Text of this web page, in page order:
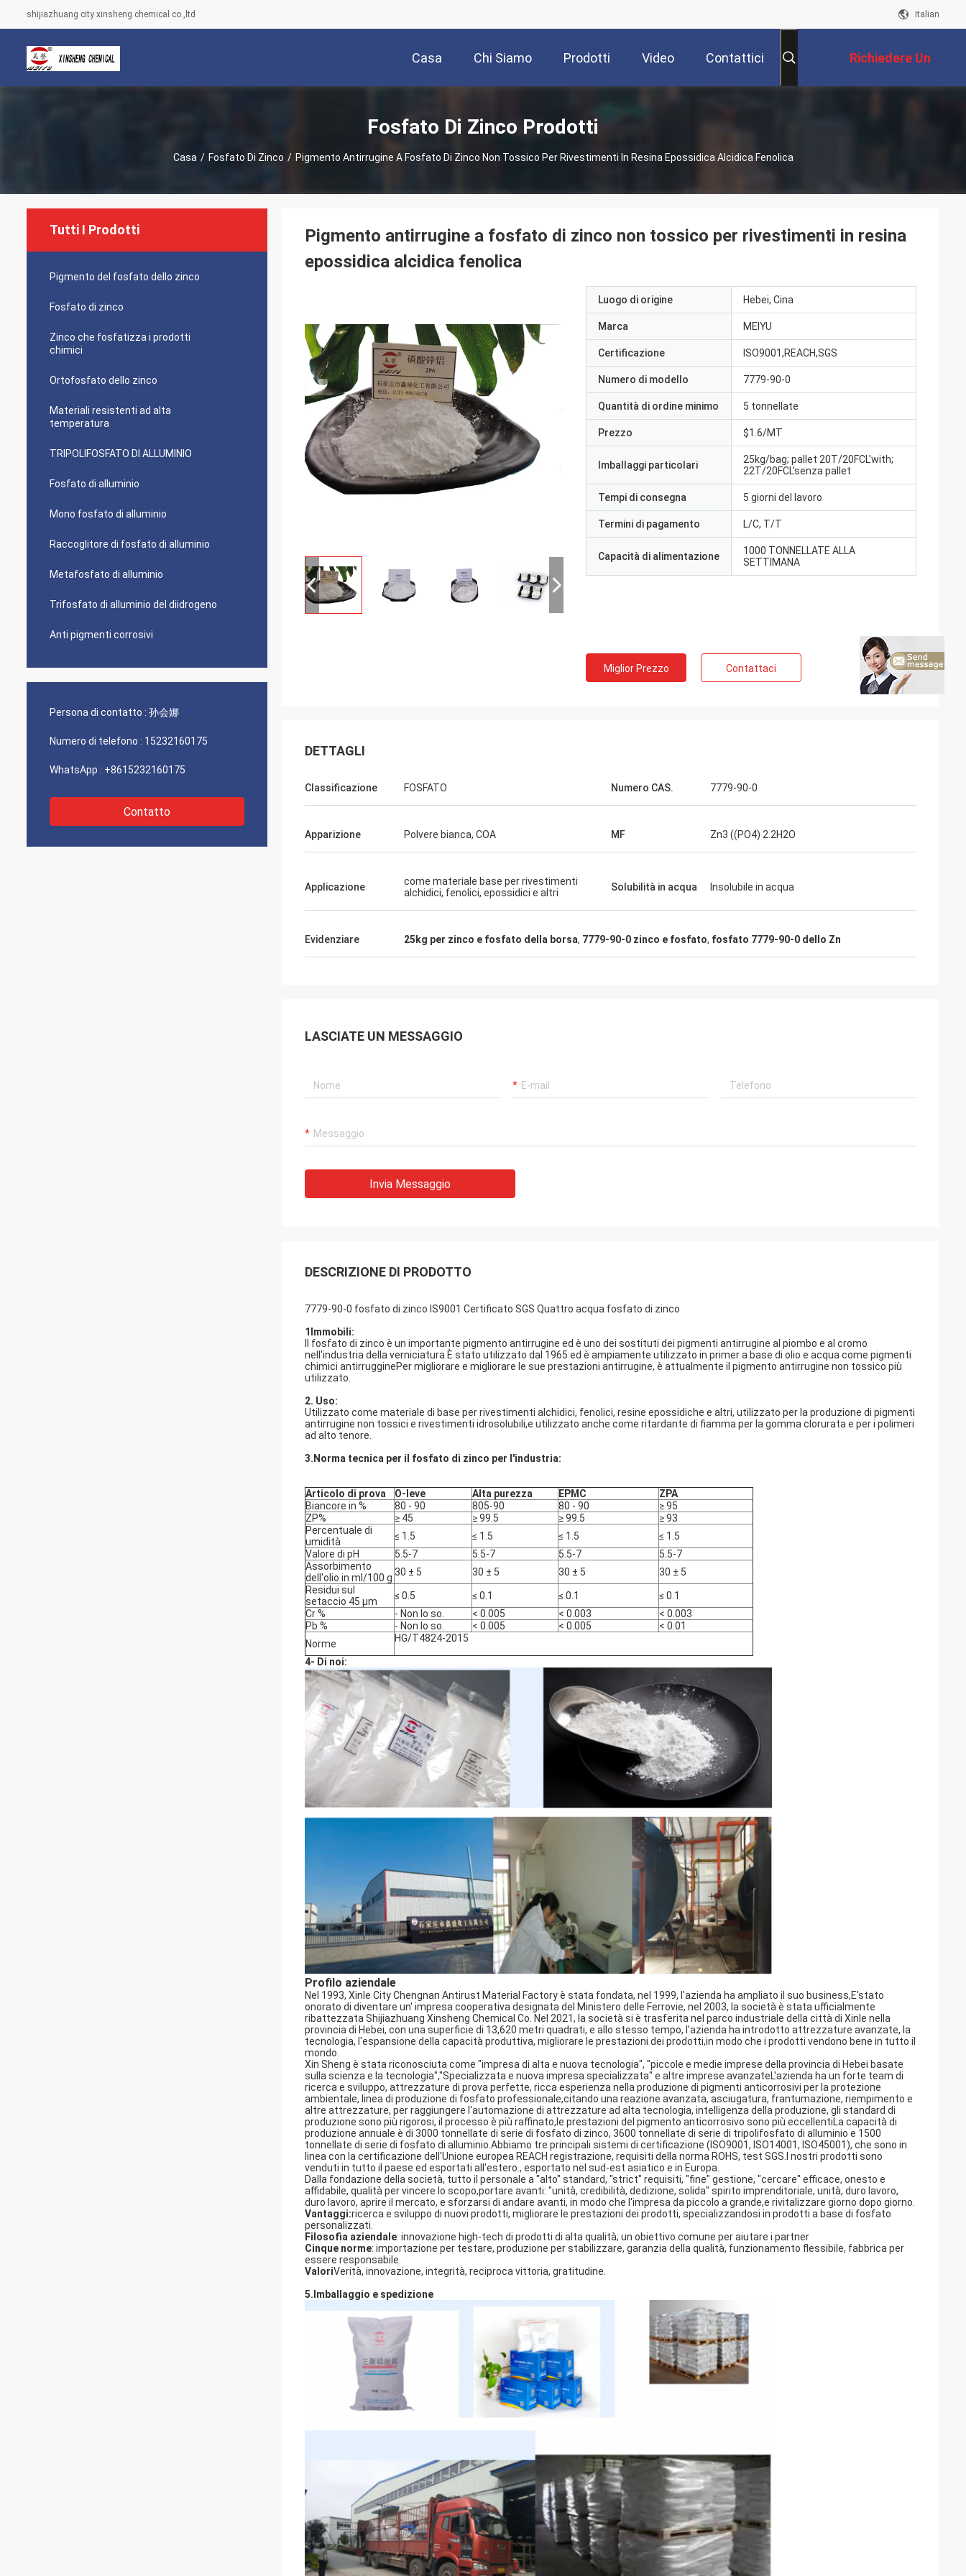
shijiazhuang city xinsheng chemical co.,ltd Italian
Casa Chi Siamo Prodotti Video Contattici Richiedere Un
Preventivo
Fosfato Di Zinco Prodotti
Casa / Fosfato Di Zinco / Pigmento Antirrugine A Fosfato Di Zinco Non Tossico Per Rivestimenti In Resina Epossidica Alcidica Fenolica
Tutti I Prodotti
Pigmento del fosfato dello zinco
Fosfato di zinco
Zinco che fosfatizza i prodotti
chimici
Ortofosfato dello zinco
Materiali resistenti ad alta
temperatura
TRIPOLIFOSFATO DI ALLUMINIO
Fosfato di alluminio
Mono fosfato di alluminio
Raccoglitore di fosfato di alluminio
Metafosfato di alluminio
Trifosfato di alluminio del diidrogeno
Anti pigmenti corrosivi
Persona di contatto : 孙会娜
Numero di telefono : 15232160175
WhatsApp : +8615232160175
Contatto
Pigmento antirrugine a fosfato di zinco non tossico per rivestimenti in resina
epossidica alcidica fenolica
Luogo di origine Hebei, Cina
Marca MEIYU
Certificazione ISO9001,REACH,SGS
Numero di modello 7779-90-0
Quantità di ordine minimo 5 tonnellate
Prezzo $1.6/MT
Imballaggi particolari
25kg/bag; pallet 20T/20FCL'with;
22T/20FCL'senza pallet
Tempi di consegna 5 giorni del lavoro
Termini di pagamento L/C, T/T
Capacità di alimentazione
1000 TONNELLATE ALLA
SETTIMANA
Miglior Prezzo Contattaci
DETTAGLI
Classificazione FOSFATO Numero CAS. 7779-90-0
Apparizione Polvere bianca, COA MF Zn3 ((PO4) 2.2H2O
Applicazione
come materiale base per rivestimenti
alchidici, fenolici, epossidici e altri
Solubilità in acqua Insolubile in acqua
Evidenziare 25kg per zinco e fosfato della borsa, 7779-90-0 zinco e fosfato, fosfato 7779-90-0 dello Zn
LASCIATE UN MESSAGGIO
Invia Messaggio
DESCRIZIONE DI PRODOTTO
7779-90-0 fosfato di zinco IS9001 Certificato SGS Quattro acqua fosfato di zinco
1Immobili:
Il fosfato di zinco è un importante pigmento antirrugine ed è uno dei sostituti dei pigmenti antirrugine al piombo e al cromo
nell'industria della verniciatura.È stato utilizzato dal 1965 ed è ampiamente utilizzato in primer a base di olio e acqua come pigmenti
chimici antirrugginePer migliorare e migliorare le sue prestazioni antirrugine, è attualmente il pigmento antirrugine non tossico più
utilizzato.
2. Uso:
Utilizzato come materiale di base per rivestimenti alchidici, fenolici, resine epossidiche e altri, utilizzato per la produzione di pigmenti
antirrugine non tossici e rivestimenti idrosolubili,e utilizzato anche come ritardante di fiamma per la gomma clorurata e per i polimeri
ad alto tenore.
3.Norma tecnica per il fosfato di zinco per l'industria:
Articolo di prova O-leve Alta purezza EPMC
ZPA
Biancore in %
80 - 90 805-90 80 - 90
≥ 95
ZP%
≥ 45 ≥ 99.5 ≥ 99.5
≥ 93
Percentuale di
umidità
≤ 1.5 ≤ 1.5 ≤ 1.5
≤ 1.5
Valore di pH
5.5-7 5.5-7 5.5-7
5.5-7
Assorbimento
dell'olio in ml/100 g 30 ± 5 30 ± 5 30 ± 5
30 ± 5
Residui sul
setaccio 45 μm
≤ 0.5 ≤ 0.1 ≤ 0.1
≤ 0.1
Cr %
- Non lo so. < 0.005 < 0.003
< 0.003
Pb %
- Non lo so. < 0.005 < 0.005
< 0.01
Norme
HG/T4824-2015
4- Di noi:
Profilo aziendale
Nel 1993, Xinle City Chengnan Antirust Material Factory è stata fondata, nel 1999, l'azienda ha ampliato il suo business,E'stato
onorato di diventare un' impresa cooperativa designata del Ministero delle Ferrovie, nel 2003, la società è stata ufficialmente
ribattezzata Shijiazhuang Xinsheng Chemical Co. Nel 2021, la società si è trasferita nel parco industriale della città di Xinle nella
provincia di Hebei, con una superficie di 13,620 metri quadrati, e allo stesso tempo, l'azienda ha introdotto attrezzature avanzate, la
tecnologia, l'espansione della capacità produttiva, migliorare le prestazioni dei prodotti,in modo che i prodotti vendono bene in tutto il
mondo.
Xin Sheng è stata riconosciuta come "impresa di alta e nuova tecnologia", "piccole e medie imprese della provincia di Hebei basate
sulla scienza e la tecnologia","Specializzata e nuova impresa specializzata" e altre imprese avanzateL'azienda ha un forte team di
ricerca e sviluppo, attrezzature di prova perfette, ricca esperienza nella produzione di pigmenti anticorrosivi per la protezione
ambientale, linea di produzione di fosfato professionale,citando una reazione avanzata, asciugatura, frantumazione, riempimento e
altre attrezzature, per raggiungere l'automazione di attrezzature ad alta tecnologia, intelligenza della produzione, gli standard di
produzione sono più rigorosi, il processo è più raffinato,le prestazioni del pigmento anticorrosivo sono più eccellentiLa capacità di
produzione annuale è di 3000 tonnellate di serie di fosfato di zinco, 3600 tonnellate di serie di tripolifosfato di alluminio e 1500
tonnellate di serie di fosfato di alluminio.Abbiamo tre principali sistemi di certificazione (ISO9001, ISO14001, ISO45001), che sono in
linea con la certificazione dell'Unione europea REACH registrazione, requisiti della norma ROHS, test SGS.I nostri prodotti sono
venduti in tutto il paese ed esportati all'estero., esportato nel sud-est asiatico e in Europa.
Dalla fondazione della società, tutto il personale a "alto" standard, "strict" requisiti, "fine" gestione, "cercare" efficace, onesto e
affidabile, qualità per vincere lo scopo,portare avanti: "unità, credibilità, dedizione, solida" spirito imprenditoriale, unità, duro lavoro,
duro lavoro, aprire il mercato, e sforzarsi di andare avanti, in modo che l'impresa da piccolo a grande,e rivitalizzare giorno dopo giorno.
Vantaggi:ricerca e sviluppo di nuovi prodotti, migliorare le prestazioni dei prodotti, specializzandosi in prodotti a base di fosfato
personalizzati.
Filosofia aziendale: innovazione high-tech di prodotti di alta qualità; un obiettivo comune per aiutare i partner
Cinque norme: importazione per testare, produzione per stabilizzare, garanzia della qualità, funzionamento flessibile, fabbrica per
essere responsabile.
ValoriVerità, innovazione, integrità, reciproca vittoria, gratitudine.
5.Imballaggio e spedizione